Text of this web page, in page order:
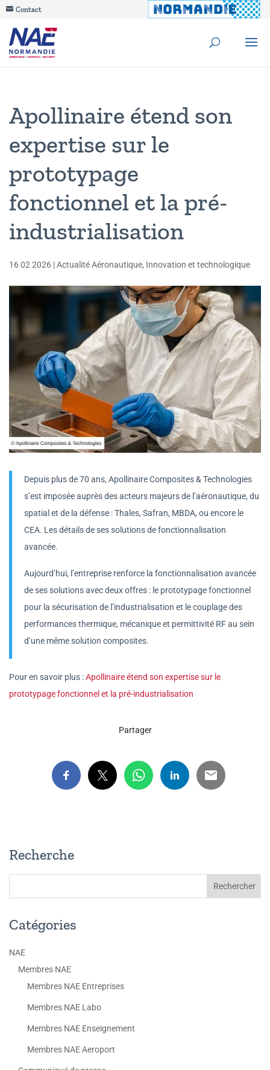
Contact
Apollinaire étend son
expertise sur le
prototypage
fonctionnel et la pré-
industrialisation
16 02 2026 |Actualité Aéronautique, Innovation et technologique
Depuis plus de 70 ans, Apollinaire Composites & Technologies
s’est imposée auprès des acteurs majeurs de l’aéronautique, du
spatial et de la défense : Thales, Safran, MBDA, ou encore le
CEA. Les détails de ses solutions de fonctionnalisation
avancée.
Aujourd’hui, l’entreprise renforce la fonctionnalisation avancée
de ses solutions avec deux offres : le prototypage fonctionnel
pour la sécurisation de l’industrialisation et le couplage des
performances thermique, mécanique et permittivité RF au sein
d’une même solution composites.
Pour en savoir plus :Apollinaire étend son expertise sur le
prototypage fonctionnel et la pré-industrialisation
Partager
Recherche
Catégories
NAE
Membres NAE
Membres NAE Entreprises
Membres NAE Labo
Membres NAE Enseignement
Membres NAE Aeroport